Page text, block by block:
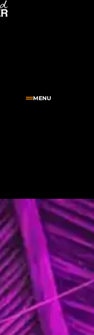
MENU